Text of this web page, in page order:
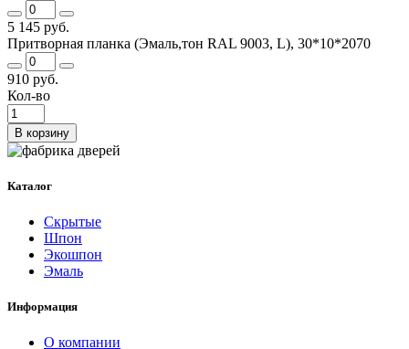
5 145 руб.
Притворная планка (Эмаль,тон RAL 9003, L), 30*10*2070
910 руб.
Кол-во
В корзину
Каталог
Скрытые
Шпон
Экошпон
Эмаль
Информация
О компании